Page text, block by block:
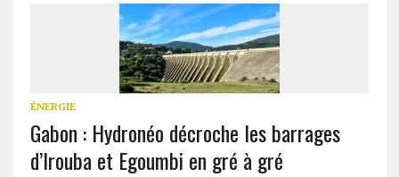
ÉNERGIE
Gabon : Hydronéo décroche les barrages
d’Irouba et Egoumbi en gré à gré